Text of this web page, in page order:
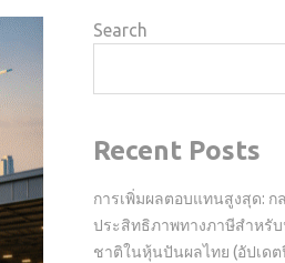
Search
Recent Posts
การเพิ่มผลตอบแทนสูงสุด: ก
ประสิทธิภาพทางภาษีสำหรั
ชาติในหุ้นปันผลไทย (อัปเดต